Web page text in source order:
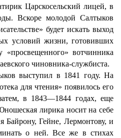
Царскосельский лицей, в
Вскоре молодой Салтыков
будет искать выход
условий жизни, готовивших
вотчинника
чиновника-службиста.
выступил в 1841 году. На
для чтения» появилось его
в 1843—1844 годах, еще
лирика носит на себе
Байрону, Гейне, Лермонтову, и
о ней. Все же в стихах